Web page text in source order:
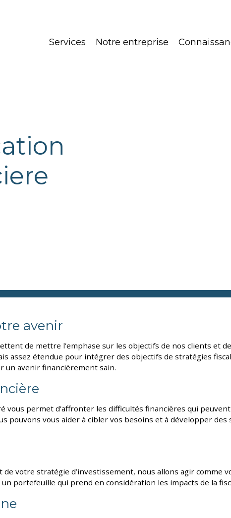
Services Notre entreprise
avenir
de mettre l’emphase sur les objectifs de nos clients et
assez étendue pour intégrer des objectifs de stratégies
un avenir financièrement sain.
vous permet d’affronter les difficultés financières qui
pouvons vous aider à cibler vos besoins et à développer
votre stratégie d’investissement, nous allons agir comme
portefeuille qui prend en considération les impacts de la